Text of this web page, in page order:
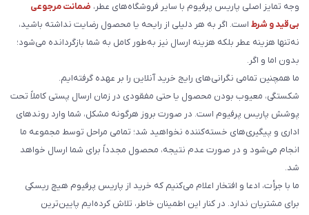
وجه تمایز اصلی پاریس پرفیوم با سایر فروشگاه‌های عطر، ضمانت مرجوعی
بی‌قید و شرط است. اگر به هر دلیلی از رایحه یا محصول رضایت نداشته باشید،
نه‌تنها هزینه عطر بلکه هزینه ارسال نیز به‌طور کامل به شما بازگردانده می‌شود؛
بدون اما و اگر.
ما همچنین تمامی نگرانی‌های رایج خرید آنلاین را بر عهده گرفته‌ایم.
شکستگی، معیوب بودن محصول یا حتی مفقودی در زمان ارسال پستی کاملاً تحت
پوشش پاریس پرفیوم است. در صورت بروز هرگونه مشکل، شما وارد روندهای
اداری و پیگیری‌های خسته‌کننده نخواهید شد؛ تمامی مراحل توسط مجموعه ما
انجام می‌شود و در صورت عدم نتیجه، محصول مجدداً برای شما ارسال خواهد
شد.
ما با جرأت، ادعا و افتخار اعلام می‌کنیم که خرید از پاریس پرفیوم هیچ ریسکی
برای مشتریان ندارد. در کنار این اطمینان خاطر، تلاش کرده‌ایم پایین‌ترین